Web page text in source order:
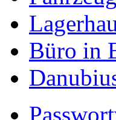
Büro in